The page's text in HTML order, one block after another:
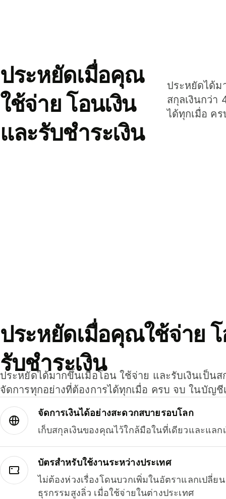
ประหยัดเมื่อคุณ
ใช้จ่าย โอนเงิน
และรับชำระเงิน
ประหยัดได้ม
สกุลเงินกว่า
ได้ทุกเมื่อ ค
ประหยัดเมื่อคุณใช้จ่าย โ
รับชำระเงิน
ประหยัดได้มากขึ้นเมื่อโอน ใช้จ่าย และรับเงินเป็น
จัดการทุกอย่างที่ต้องการได้ทุกเมื่อ ครบ จบ ในบัญชี
จัดการเงินได้อย่างสะดวกสบายรอบโลก
เก็บสกุลเงินของคุณไว้ใกล้มือในที่เดียวและแลก
บัตรสำหรับใช้งานระหว่างประเทศ
ไม่ต้องห่วงเรื่องโดนบวกเพิ่มในอัตราแลกเปลี่ย
ธุรกรรมสูงลิ่ว เมื่อใช้จ่ายในต่างประเทศ